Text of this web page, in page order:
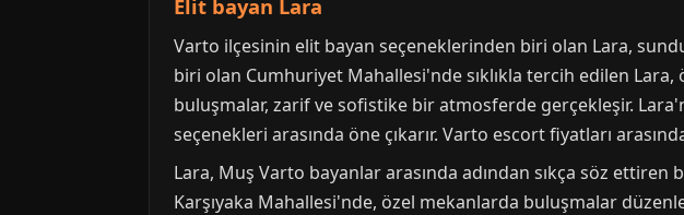
Elit bayan Lara
Varto ilçesinin elit bayan seçeneklerinden biri olan Lara,
biri olan Cumhuriyet Mahallesi'nde sıklıkla tercih edilen
buluşmalar, zarif ve sofistike bir atmosferde gerçekleşir.
seçenekleri arasında öne çıkarır. Varto escort fiyatları
Lara, Muş Varto bayanlar arasında adından sıkça söz
Karşıyaka Mahallesi'nde, özel mekanlarda buluşmalar